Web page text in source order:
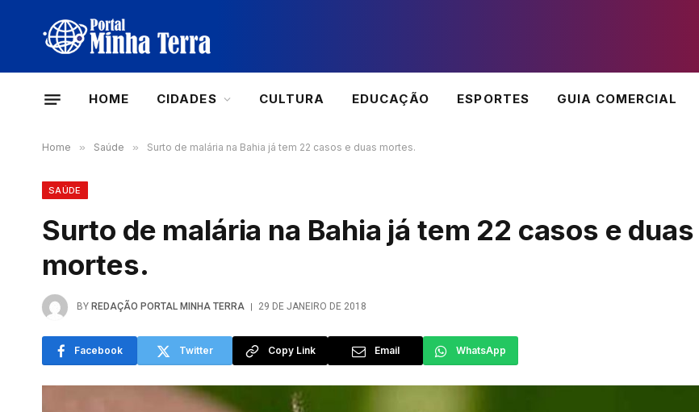
HOME CIDADES CULTURA EDUCAÇÃO ESPORTES GUIA COMERCIAL
Home » Saúde » Surto de malária na Bahia já tem 22 casos e duas mortes.
SAÚDE
Surto de malária na Bahia já tem 22 casos e duas
mortes.
BY REDAÇÃO PORTAL MINHA TERRA 29 DE JANEIRO DE 2018
Facebook Twitter Copy Link Email WhatsApp